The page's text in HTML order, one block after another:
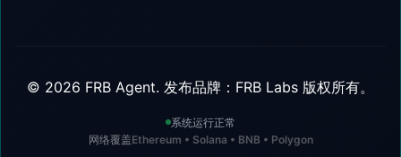
© 2026 FRB Agent. 发布品牌：FRB Labs 版权所有。
系统运行正常
网络覆盖Ethereum • Solana • BNB • Polygon